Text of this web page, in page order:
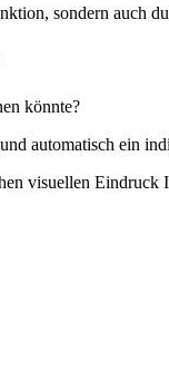
sondern auch
könnte?
automatisch ein
visuellen Eindruck